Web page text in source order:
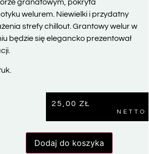
granatowym, pokryta
welurem. Niewielki i przydatny
strefy chillout. Grantowy welur w
będzie się elegancko prezentował
25,00 ZŁ
NETTO
Dodaj do koszyka